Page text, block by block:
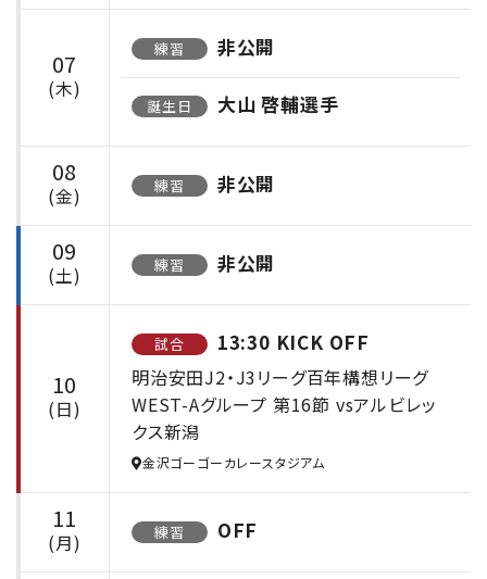
07
(木)
練習 非公開
誕生日 大山 啓輔選手
08
(金) 練習 非公開
09
(土) 練習 非公開
10
(日)
試合 13:30 KICK OFF
明治安田J2・J3リーグ百年構想リーグ
WEST-Aグループ 第16節 vsアルビレッ
クス新潟
金沢ゴーゴーカレースタジアム
11
(月) 練習 OFF